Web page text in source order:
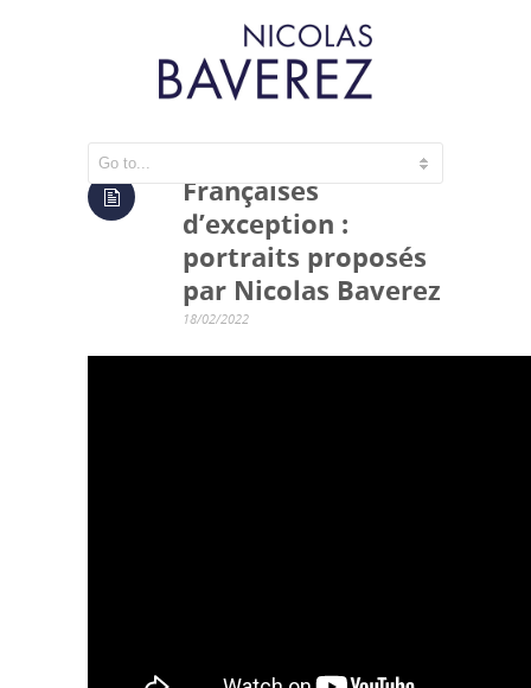
Françaises
d’exception :
portraits proposés
par Nicolas Baverez
18/02/2022